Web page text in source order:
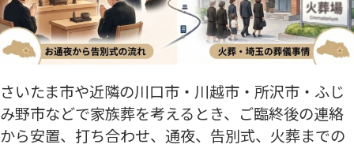
さいたま市や近隣の川口市・川越市・所沢市・ふじ
み野市などで家族葬を考えるとき、ご臨終後の連絡
から安置、打ち合わせ、通夜、告別式、火葬までの